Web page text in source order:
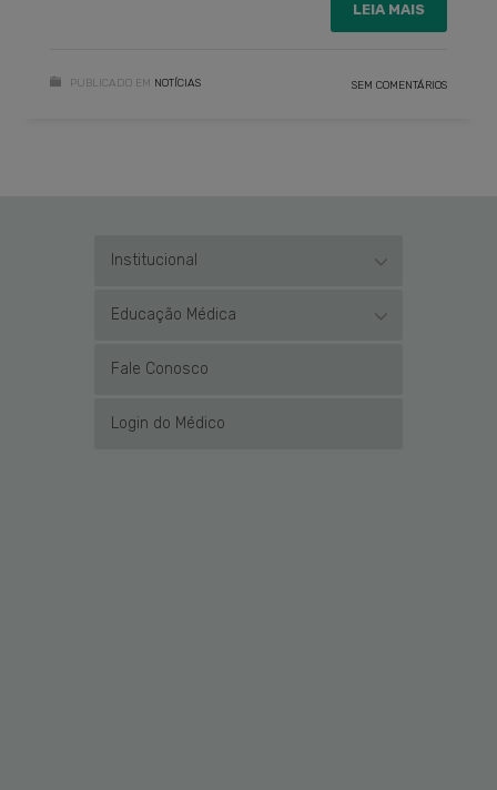
LEIA MAIS
PUBLICADO EM NOTÍCIAS SEM COMENTÁRIOS
Institucional
Educação Médica
Fale Conosco
Login do Médico